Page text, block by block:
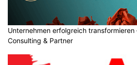
Unternehmen erfolgreich transformieren
Consulting & Partner